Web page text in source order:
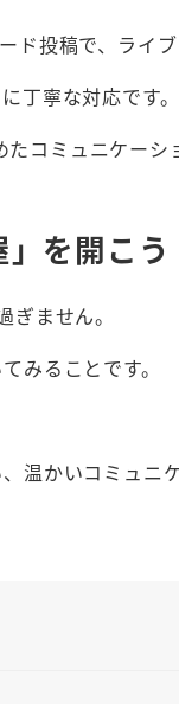
投稿で、ライ
丁寧な対応です。
コミュニケー
を開こう
ません。
みることです。
かいコミュニ